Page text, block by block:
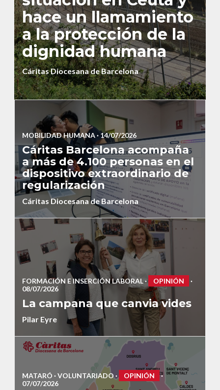
hace un llamamiento
a la protección de la
dignidad humana
Cáritas Diocesana de Barcelona
MOBILIDAD HUMANA· 14/07/2026
Cáritas Barcelona acompaña
a más de 4.100 personas en el
dispositivo extraordinario de
regularización
Cáritas Diocesana de Barcelona
FORMACIÓN E INSERCIÓN LABORAL· OPINIÓN
·
08/07/2026
La campana que canvia vides
Pilar Eyre
MATARÓ ·VOLUNTARIADO· OPINIÓN
·
07/07/2026